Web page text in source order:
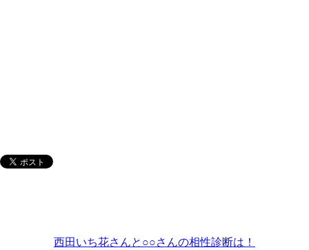
西田いち花さんと○○さんの相性診断は！